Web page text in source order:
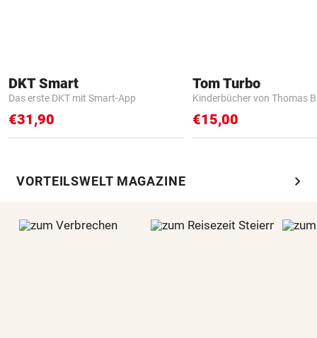
DKT Smart
Das erste DKT mit Smart-App
€31,90
Tom Turbo
Kinderbücher von Thomas
€15,00
VORTEILSWELT MAGAZINE chevron_right